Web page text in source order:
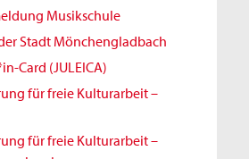
Musikschule
Stadt Mönchengladbach
Card (JULEICA)
für freie Kulturarbeit –
für freie Kulturarbeit –